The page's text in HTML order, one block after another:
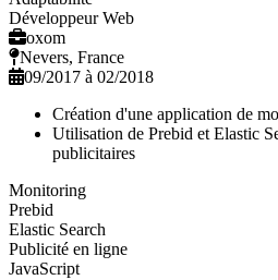
Développeur Web
oxom
Nevers, France
09/2017 à 02/2018
Création d'une application de
Utilisation de Prebid et Elastic
publicitaires
Monitoring
Prebid
Elastic Search
Publicité en ligne
JavaScript